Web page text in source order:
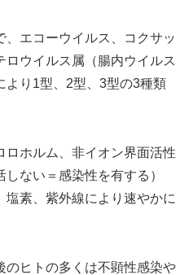
エコーウイルス、コクサッ
ウイルス属（腸内ウイルス
より1型、2型、3型の3種類
ロホルム、非イオン界面活性
ない＝感染性を有する）
素、紫外線により速やかに
ヒトの多くは不顕性感染や